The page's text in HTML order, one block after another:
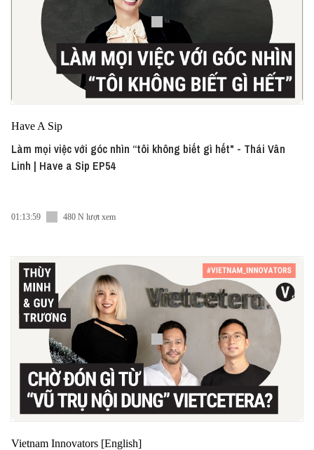
Have A Sip
Làm mọi việc với góc nhìn “tôi không biết gì hết" - Thái Vân
Linh | Have a Sip EP54
01:13:59 480 N lượt xem
Vietnam Innovators [English]